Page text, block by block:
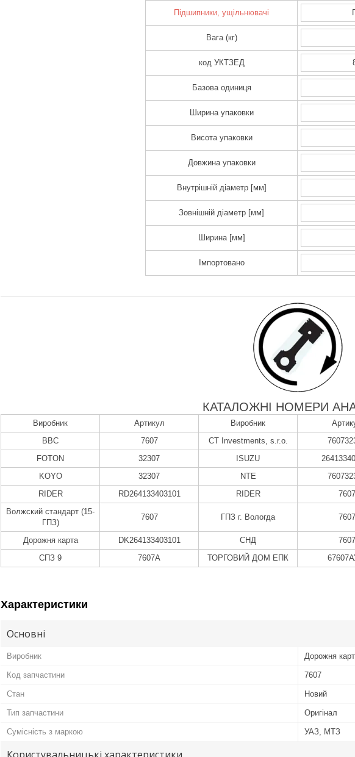
Підшипники, ущільнювачі
Вага (кг)
код УКТЗЕД
Базова одиниця
Ширина упаковки
Висота упаковки
Довжина упаковки
Внутрішній діаметр [мм]
Зовнішній діаметр [мм]
Ширина [мм]
Імпортовано
КАТАЛОЖНІ НОМЕРИ
Виробник Артикул Виробник
BBC
7607 CT Investments, s.r.o.
FOTON
32307 ISUZU
KOYO
32307 NTE
RIDER
RD264133403101 RIDER 7607
Волжский стандарт (15-
ГПЗ)
7607 ГПЗ г. Вологда 7607
Дорожня карта DK264133403101 СНД 7607
СПЗ 9
7607А ТОРГОВИЙ ДОМ ЕПК
Характеристики
Основні
Виробник Дорожня
Код запчастини 7607
Стан Новий
Тип запчастини Оригінал
Сумісність з маркою УАЗ, МТЗ